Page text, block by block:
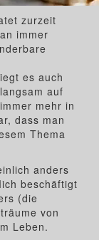
zurzeit
immer
es auch
auf
mehr in
dass man
Thema
anders
beschäftigt
(die
von
Leben.